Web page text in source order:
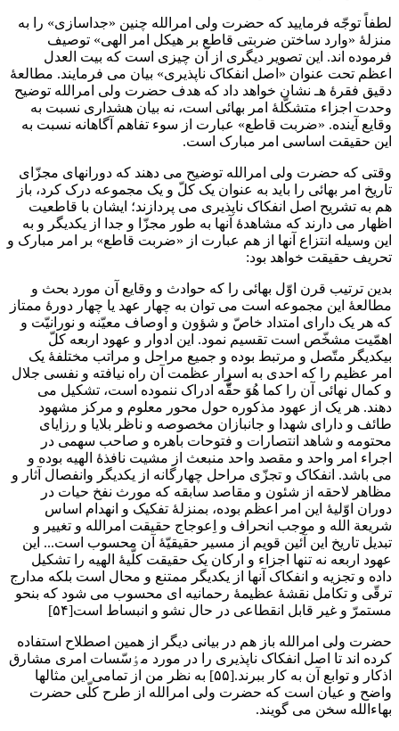
لطفاً توجّه فرمایید که حضرت ولی امرالله چنین «جداسازی» را به
منزلۀ «وارد ساختن ضربتی قاطع بر هیکل امر الهی» توصیف
فرموده اند. این تصویر دیگری از آن چیزی است که بیت العدل
اعظم تحت عنوان «اصل انفکاک ناپذیری» بیان می فرمایند. مطالعۀ
دقیق فقرۀ هـ نشان خواهد داد که هدف حضرت ولی امرالله توضیح
وحدت اجزاء متشکّلۀ امر بهائی است، نه بیان هشداری نسبت به
وقایع آینده. «ضربت قاطع» عبارت از سوء تفاهم آگاهانه نسبت به
این حقیقت اساسی امر مبارک است.
وقتی که حضرت ولی امرالله توضیح می دهند که دورانهای مجزّای
تاریخ امر بهائی را باید به عنوان یک کلّ و یک مجموعه درک کرد، باز
هم به تشریح اصل انفکاک ناپذیری می پردازند؛ ایشان با قاطعیت
اظهار می دارند که مشاهدۀ آنها به طور مجزّا و جدا از یکدیگر و به
این وسیله انتزاع آنها از هم عبارت از «ضربت قاطع» بر امر مبارک و
تحریف حقیقت خواهد بود:
بدین ترتیب قرن اوّل بهائی را که حوادث و وقایع آن مورد بحث و
مطالعۀ این مجموعه است می توان به چهار عهد یا چهار دورۀ ممتاز
که هر یک دارای امتداد خاصّ و شؤون و اوصاف معیّنه و نورانیّت و
اهمّیت مشخّص است تقسیم نمود. این ادوار و عهود اربعه كلّ
بیکدیگر متّصل و مرتبط بوده و جمیع مراحل و مراتب مختلفۀ یک
امر عظیم را که احدی به اسرار عظمت آن راه نیافته و نفسی جلال
و کمال نهائی آن را کما هُوَ حقُّّه ادراک ننموده است، تشکیل می
دهند. هر یک از عهود مذکوره حول محور معلوم و مرکز مشهود
طائف و دارای شهدا و جانبازان مخصوصه و ناظر بلایا و رزایای
محتومه و شاهد انتصارات و فتوحات باهره و صاحب سهمی در
اجراء امر واحد و مقصد واحد منبعث از مشیت نافذۀ الهیه بوده و
می باشد. انفکاک و تجزّی مراحل چهارگانه از یکدیگر وانفصال آثار و
مظاهر لاحقه از شئون و مقاصد سابقه که مورث نفخ حیات در
دوران اوّلیۀ این امر اعظم بوده، بمنزلۀ تفکیک و انهدام اساس
شریعة الله و موجب انحراف و اِعوجاج حقیقت امرالله و تغییر و
تبدیل تاریخ این آئین قویم از مسیر حقیقیّۀ آن محسوب است... این
عهود اربعه نه تنها اجزاء و ارکان یک حقیقت کلّیۀ الهیه را تشکیل
داده و تجزیه و انفکاک آنها از یکدیگر ممتنع و محال است بلکه مدارج
ترقّی و تکامل نقشۀ عظیمۀ رحمانیه ای محسوب می شود که بنحو
مستمرّ و غیر قابل انقطاعی در حال نشو و انبساط است[۵۴]
حضرت ولی امرالله باز هم در بیانی دیگر از همین اصطلاح استفاده
کرده اند تا اصل انفکاک ناپذیری را در مورد مٶسّسات امری مشارق
اذکار و توابع آن به کار ببرند.[۵۵] به نظر من از تمامی این مثالها
واضح و عیان است که حضرت ولی امرالله از طرح کلّی حضرت
بهاءالله سخن می گویند.